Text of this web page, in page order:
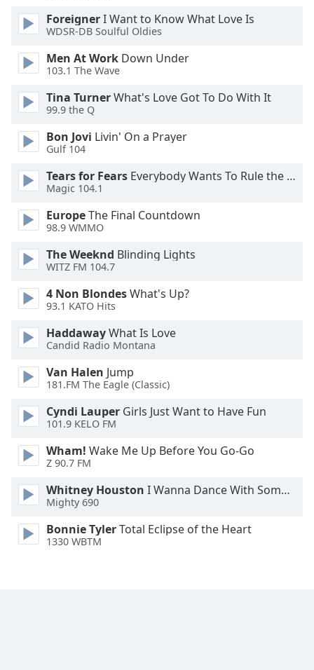
Reset
Close
Modal
End
dialog
window.
ForeignerI Want to Know What Love Is
WDSR-DB Soulful Oldies
Men At Work Down Under
103.1 The Wave
Tina TurnerWhat's Love Got To Do With It
99.9 the Q
Bon Jovi Livin' On a Prayer
Gulf 104
Tears for Fears Everybody Wants To Rule the World
Magic 104.1
EuropeThe Final Countdown
98.9 WMMO
The Weeknd Blinding Lights
WITZ FM 104.7
4 Non BlondesWhat's Up?
93.1 KATO Hits
HaddawayWhat Is Love
Candid Radio Montana
Van Halen Jump
181.FM The Eagle (Classic)
Cyndi Lauper Girls Just Want to Have Fun
101.9 KELO FM
Wham! Wake Me Up Before You Go-Go
Z 90.7 FM
Whitney Houston I Wanna Dance With Somebody
Mighty 690
Bonnie TylerTotal Eclipse of the Heart
1330 WBTM